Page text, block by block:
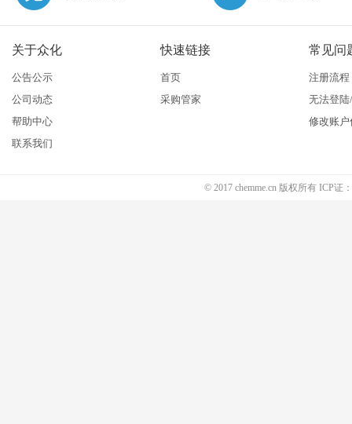
关于众化
公告公示
公司动态
帮助中心
联系我们
快速链接
首页
采购管家
常见问
注册流程
无法登
修改账户
© 2017 chemme.cn 版权所有 ICP证：